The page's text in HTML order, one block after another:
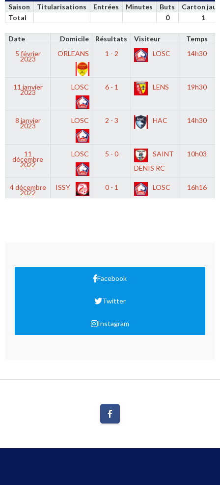
Saison Titularisations Entrées Minutes Buts
Carton
Total
0 1
Date Domicile Résultats Visiteur
Temps
5 février
2023
ORLEANS 1 - 2 LOSC 14h30
11 janvier
2023
LOSC 6 - 1 LENS 19h30
8 janvier
2023
LOSC 2 - 3 HAC 14h30
11
décembre
2022
LOSC 5 - 0
SAINT
DENIS RC
10h03
4 décembre
2022
ISSY 0 - 1 LOSC 16h16
Facebook
Twitter
Instagram